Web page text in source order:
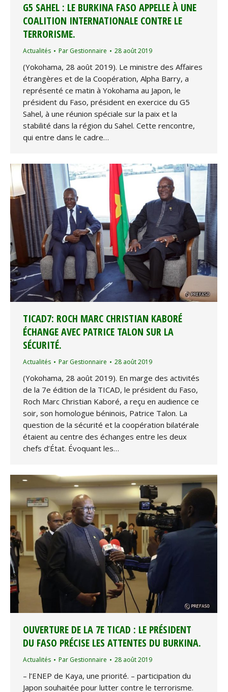
G5 SAHEL : LE BURKINA FASO APPELLE À UNE
COALITION INTERNATIONALE CONTRE LE
TERRORISME.
Actualités Par Gestionnaire 28 août 2019
(Yokohama, 28 août 2019). Le ministre des Affaires
étrangères et de la Coopération, Alpha Barry, a
représenté ce matin à Yokohama au Japon, le
président du Faso, président en exercice du G5
Sahel, à une réunion spéciale sur la paix et la
stabilité dans la région du Sahel. Cette rencontre,
qui entre dans le cadre…
TICAD7: ROCH MARC CHRISTIAN KABORÉ
ÉCHANGE AVEC PATRICE TALON SUR LA
SÉCURITÉ.
Actualités Par Gestionnaire 28 août 2019
(Yokohama, 28 août 2019). En marge des activités
de la 7e édition de la TICAD, le président du Faso,
Roch Marc Christian Kaboré, a reçu en audience ce
soir, son homologue béninois, Patrice Talon. La
question de la sécurité et la coopération bilatérale
étaient au centre des échanges entre les deux
chefs d’État. Évoquant les…
OUVERTURE DE LA 7E TICAD : LE PRÉSIDENT
DU FASO PRÉCISE LES ATTENTES DU BURKINA.
Actualités Par Gestionnaire 28 août 2019
– l’ENEP de Kaya, une priorité. – participation du
Japon souhaitée pour lutter contre le terrorisme.